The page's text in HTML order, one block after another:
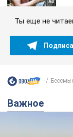
Ты еще не
Важное